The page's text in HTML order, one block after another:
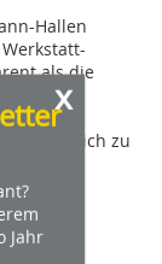
­Hallen
als die
für
haben sich zu
x
Jahr